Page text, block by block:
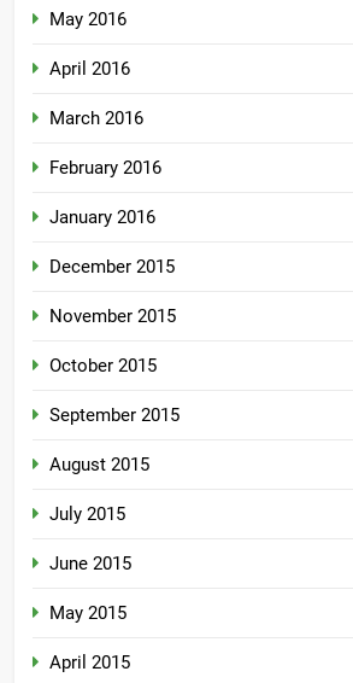
May 2016
April 2016
March 2016
February 2016
January 2016
December 2015
November 2015
October 2015
September 2015
August 2015
July 2015
June 2015
May 2015
April 2015